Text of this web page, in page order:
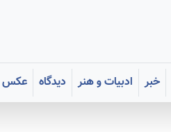
خبر ادبیات و هنر دیدگاه عکس